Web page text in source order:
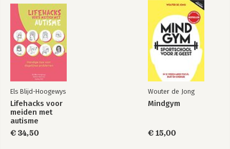
Superkrachten voor
je hoofd
Mindgym Journal
Bekijk alle boeken
Els Blijd-Hoogewys
Lifehacks voor
meiden met
autisme
€ 34,50
Wouter de Jong
Mindgym
€ 15,00